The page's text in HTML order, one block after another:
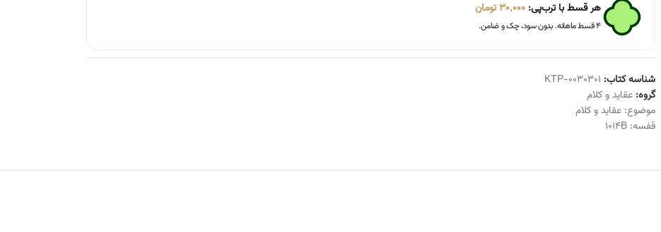
هر قسط با ترب‌پی:30,000تومان
۴ قسط ماهانه. بدون سود، چک و ضامن.
شناسه کتاب: KTP-0030301
گروه: عقاید و کلام
موضوع:عقاید و کلام
قفسه:1014B